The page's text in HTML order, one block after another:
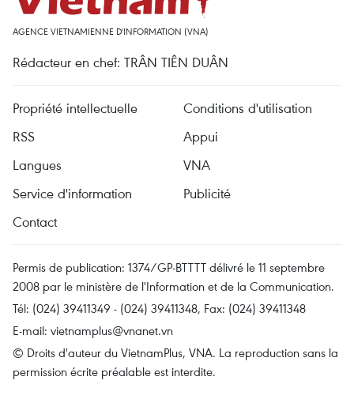
AGENCE VIETNAMIENNE D'INFORMATION (VNA)
Rédacteur en chef: TRÂN TIÊN DUÂN
Propriété intellectuelle
Conditions d'utilisation
RSS
Appui
Langues
VNA
Service d'information
Publicité
Contact
Permis de publication: 1374/GP-BTTTT délivré le 11 septembre
2008 par le ministère de l'Information et de la Communication.
Tél: (024) 39411349 - (024) 39411348, Fax: (024) 39411348
E-mail: vietnamplus@vnanet.vn
© Droits d'auteur du VietnamPlus, VNA. La reproduction sans la
permission écrite préalable est interdite.